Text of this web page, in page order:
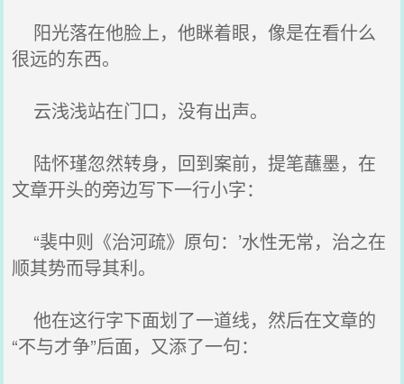
阳光落在他脸上，他眯着眼，像是在看什么
很远的东西。
云浅浅站在门口，没有出声。
陆怀瑾忽然转身，回到案前，提笔蘸墨，在
文章开头的旁边写下一行小字：
“裴中则《治河疏》原句：’水性无常，治之在
顺其势而导其利。
他在这行字下面划了一道线，然后在文章的
“不与才争”后面，又添了一句：